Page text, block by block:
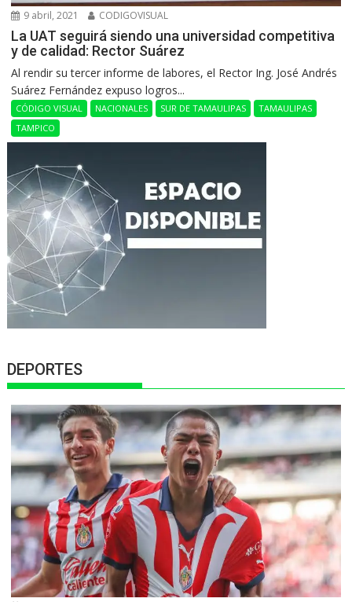
9 abril, 2021 CODIGOVISUAL
La UAT seguirá siendo una universidad competitiva
y de calidad: Rector Suárez
Al rendir su tercer informe de labores, el Rector Ing. José Andrés
Suárez Fernández expuso logros...
CÓDIGO VISUAL NACIONALES SUR DE TAMAULIPAS
TAMAULIPAS
TAMPICO
DEPORTES